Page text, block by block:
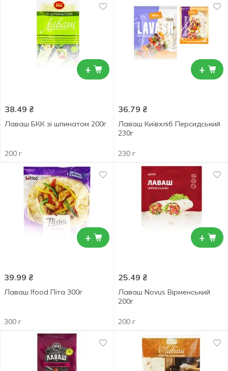
+
38.49 ₴
Лаваш БКК зі шпинатом 200г
200 г
+
36.79 ₴
Лаваш Київхліб Персидський
230г
230 г
+
39.99 ₴
Лаваш Ifood Піта 300г
300 г
+
25.49 ₴
Лаваш Novus Вірменський
200г
200 г